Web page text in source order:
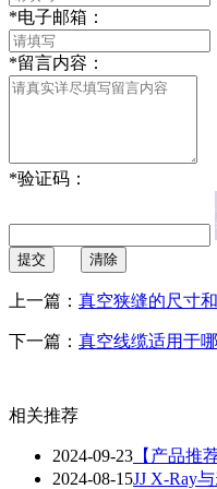
*电子邮箱：
*留言内容：
*验证码：
提交 清除
上一篇： 真空狭缝的尺寸
下一篇： 真空线缆适用于
相关推荐
2024-09-23 【产品推
2024-08-15JJ X-Ray